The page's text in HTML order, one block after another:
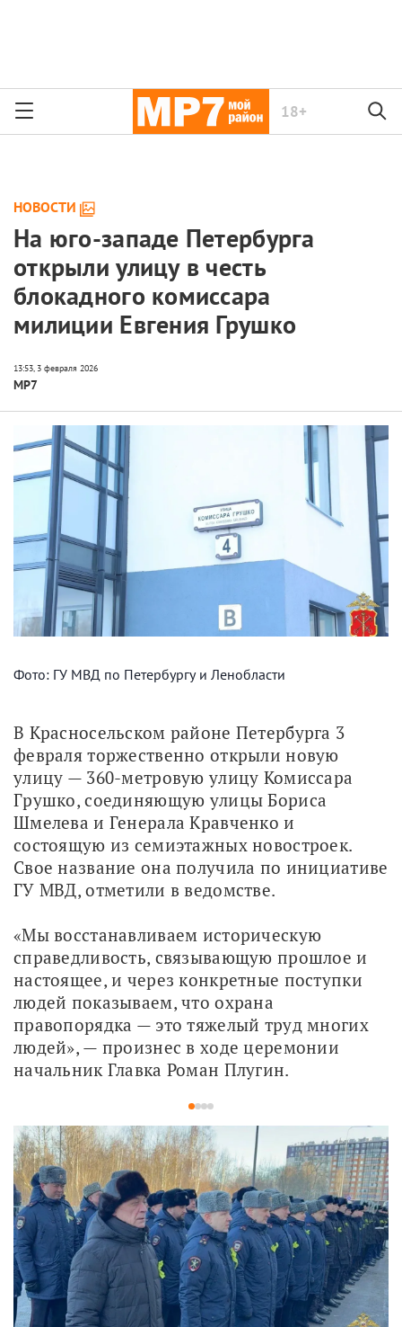
18+
НОВОСТИ
На юго-западе Петербурга
открыли улицу в честь
блокадного комиссара
милиции Евгения Грушко
МР7
Фото: ГУ МВД по Петербургу и Ленобласти
В Красносельском районе Петербурга 3
февраля торжественно открыли новую
улицу — 360-метровую улицу Комиссара
Грушко, соединяющую улицы Бориса
Шмелева и Генерала Кравченко и
состоящую из семиэтажных новостроек.
Свое название она получила по инициативе
ГУ МВД, отметили в ведомстве.
«Мы восстанавливаем историческую
справедливость, связывающую прошлое и
настоящее, и через конкретные поступки
людей показываем, что охрана
правопорядка — это тяжелый труд многих
людей», — произнес в ходе церемонии
начальник Главка Роман Плугин.
1234